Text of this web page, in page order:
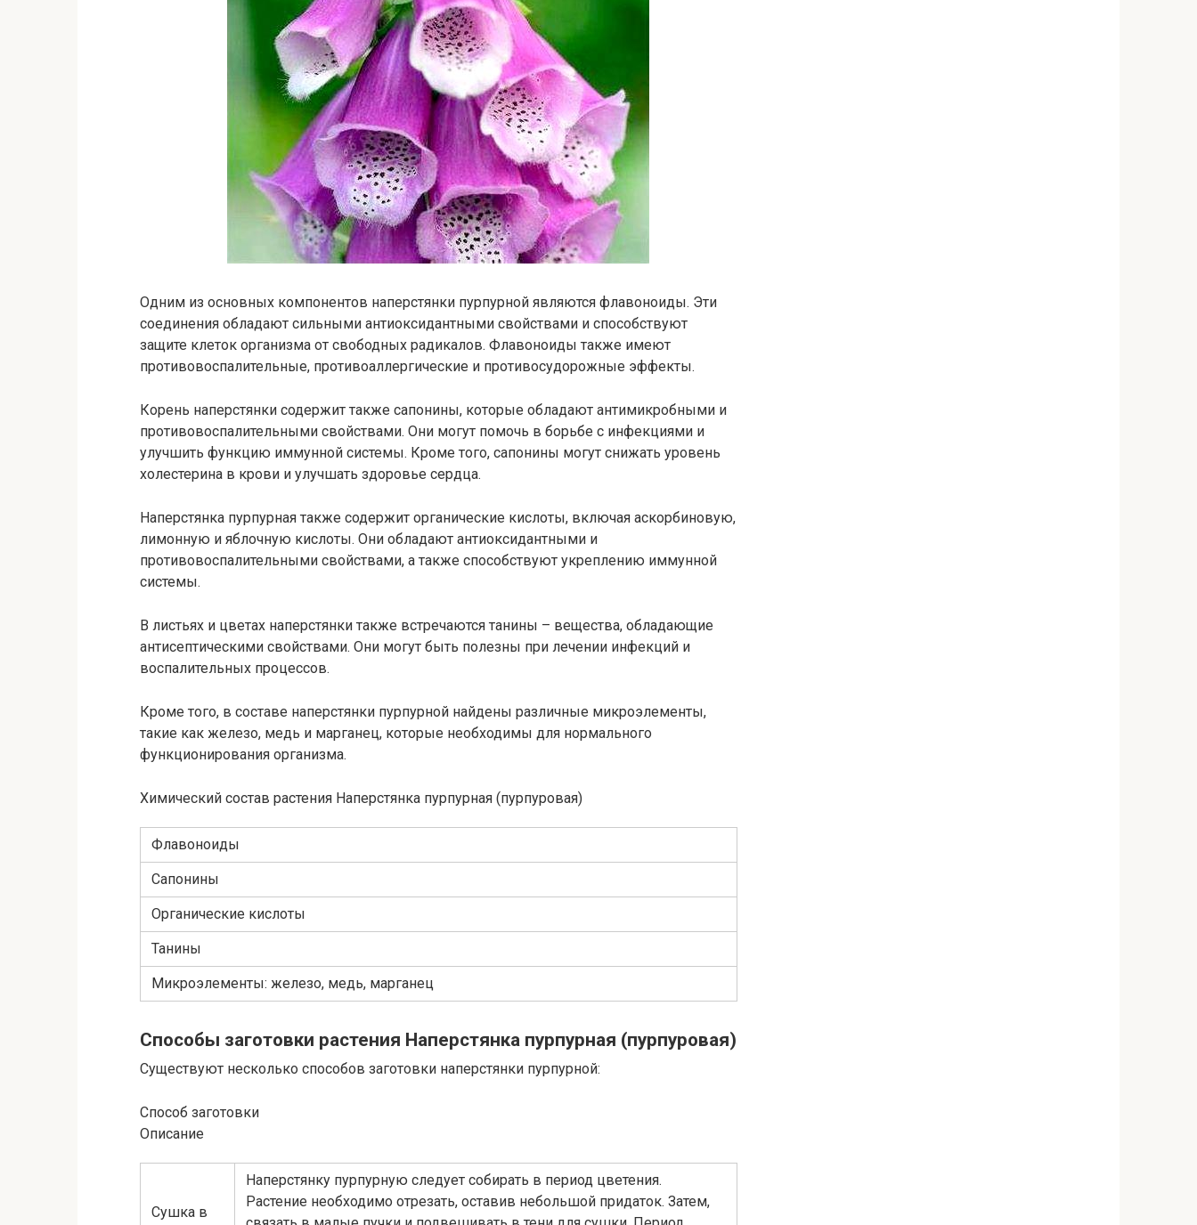
Одним из основных компонентов наперстянки пурпурной являются флавоноиды. Эти
соединения обладают сильными антиоксидантными свойствами и способствуют
защите клеток организма от свободных радикалов. Флавоноиды также имеют
противовоспалительные, противоаллергические и противосудорожные эффекты.
Корень наперстянки содержит также сапонины, которые обладают антимикробными и
противовоспалительными свойствами. Они могут помочь в борьбе с инфекциями и
улучшить функцию иммунной системы. Кроме того, сапонины могут снижать уровень
холестерина в крови и улучшать здоровье сердца.
Наперстянка пурпурная также содержит органические кислоты, включая аскорбиновую,
лимонную и яблочную кислоты. Они обладают антиоксидантными и
противовоспалительными свойствами, а также способствуют укреплению иммунной
системы.
В листьях и цветах наперстянки также встречаются танины – вещества, обладающие
антисептическими свойствами. Они могут быть полезны при лечении инфекций и
воспалительных процессов.
Кроме того, в составе наперстянки пурпурной найдены различные микроэлементы,
такие как железо, медь и марганец, которые необходимы для нормального
функционирования организма.
Химический состав растения Наперстянка пурпурная (пурпуровая)
Флавоноиды
Сапонины
Органические кислоты
Танины
Микроэлементы: железо, медь, марганец
Способы заготовки растения Наперстянка пурпурная (пурпуровая)
Существуют несколько способов заготовки наперстянки пурпурной:
Способ заготовки
Описание
Сушка в
Наперстянку пурпурную следует собирать в период цветения.
Растение необходимо отрезать, оставив небольшой придаток. Затем,